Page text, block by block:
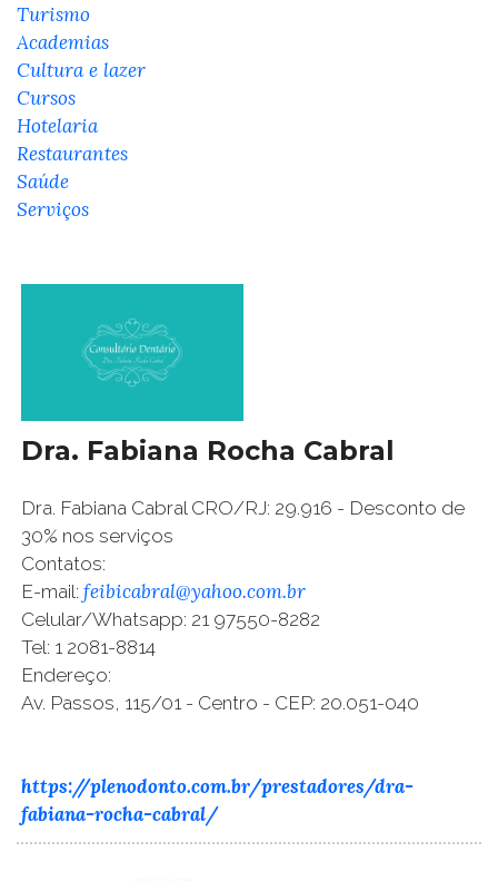
Turismo
Academias
Cultura e lazer
Cursos
Hotelaria
Restaurantes
Saúde
Serviços
Dra. Fabiana Rocha Cabral
Dra. Fabiana Cabral CRO/RJ: 29.916 - Desconto de
30% nos serviços
Contatos:
E-mail: feibicabral@yahoo.com.br
Celular/Whatsapp: 21 97550-8282
Tel: 1 2081-8814
Endereço:
Av. Passos, 115/01 - Centro - CEP: 20.051-040
https://plenodonto.com.br/prestadores/dra-
fabiana-rocha-cabral/